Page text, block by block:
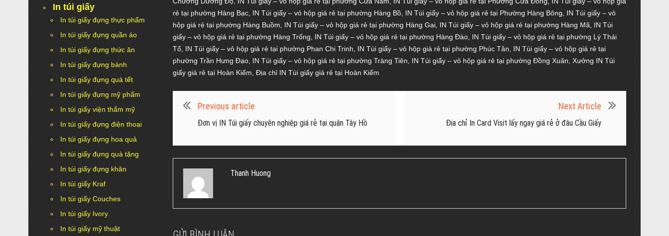
rẻ tại phường Hàng Bạc, IN Túi giấy – vỏ hộp giá rẻ tại phường Hàng Bồ, IN Túi giấy – vỏ hộp giá rẻ tại Phường Hàng Bông, IN Túi giấy – vỏ
hộp giá rẻ tại phường Hàng Buồm, IN Túi giấy – vỏ hộp giá rẻ tại phường Hàng Gai, IN Túi giấy – vỏ hộp giá rẻ tại phường Hàng Mã, IN Túi
giấy – vỏ hộp giá rẻ tại phường Hàng Trống, IN Túi giấy – vỏ hộp giá rẻ tại phường Hàng Đào, IN Túi giấy – vỏ hộp giá rẻ tại phường Lý Thái
Tổ, IN Túi giấy – vỏ hộp giá rẻ tại phường Phan Chi Trinh, IN Túi giấy – vỏ hộp giá rẻ tại phường Phúc Tân, IN Túi giấy – vỏ hộp giá rẻ tại
phường Trần Hưng Đạo, IN Túi giấy – vỏ hộp giá rẻ tại phường Tràng Tiên, IN Túi giấy – vỏ hộp giá rẻ tại phường Đồng Xuân, Xưởng IN Túi
giấy giá rẻ tại Hoàn Kiếm, Địa chỉ IN Túi giấy giá rẻ tại Hoàn Kiếm
Previous article
Đơn vị IN Túi giấy chuyên nghiệp giá rẻ tại quận Tây Hồ
Next Article
Địa chỉ In Card Visit lấy ngay giá rẻ ở đâu Cầu Giấy
Thanh Huong
In túi giấy
In túi giấy đựng thực phẩm
In túi giấy đựng quần áo
In túi giấy đựng thức ăn
In túi giấy đựng bánh
In túi giấy đựng quà tết
In túi giấy đựng mỹ phẩm
In túi giấy viện thẩm mỹ
In túi giấy đựng điện thoại
In túi giấy đựng hoa quả
In túi giấy đựng quà tặng
In túi giấy đựng khăn
In túi giấy Kraf
In túi giấy Couches
In túi giấy Ivory
In túi giấy mỹ thuật